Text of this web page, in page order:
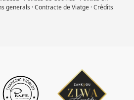
generals ·Contracte de Viatge·Crèdits